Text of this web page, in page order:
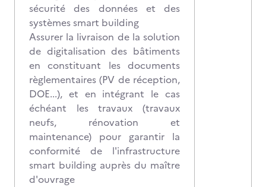
sécurité des données et des
systèmes smart building
Assurer la livraison de la solution
de digitalisation des bâtiments
en constituant les documents
règlementaires (PV de réception,
DOE...), et en intégrant le cas
échéant les travaux (travaux
neufs, rénovation et
maintenance) pour garantir la
conformité de l'infrastructure
smart building auprès du maître
d'ouvrage